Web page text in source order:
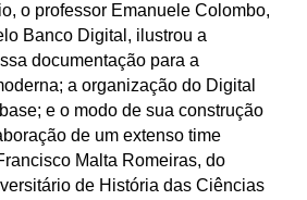
o professor Emanuele Colombo,
Banco Digital, ilustrou a
documentação para a
a organização do Digital
e o modo de sua construção
de um extenso time
Malta Romeiras, do
de História das Ciências